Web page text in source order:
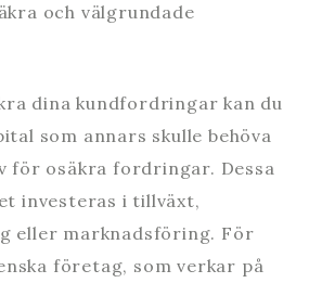
och välgrundade
dina kundfordringar kan du
som annars skulle behöva
för osäkra fordringar. Dessa
investeras i tillväxt,
eller marknadsföring. För
företag, som verkar på